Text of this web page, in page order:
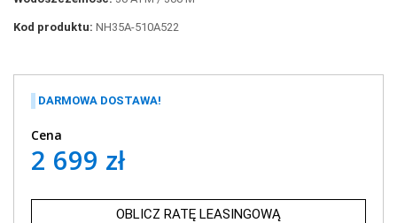
Kod produktu: NH35A-510A522
DARMOWA DOSTAWA!
Cena
2 699 zł
OBLICZ RATĘ LEASINGOWĄ